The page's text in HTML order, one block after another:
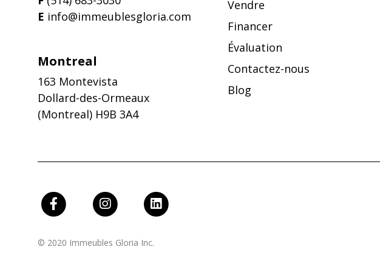
E info@immeublesgloria.com
Montreal
163 Montevista
Dollard-des-Ormeaux
(Montreal) H9B 3A4
Vendre
Financer
Évaluation
Contactez-nous
Blog
© 2020 Immeubles Gloria Inc.